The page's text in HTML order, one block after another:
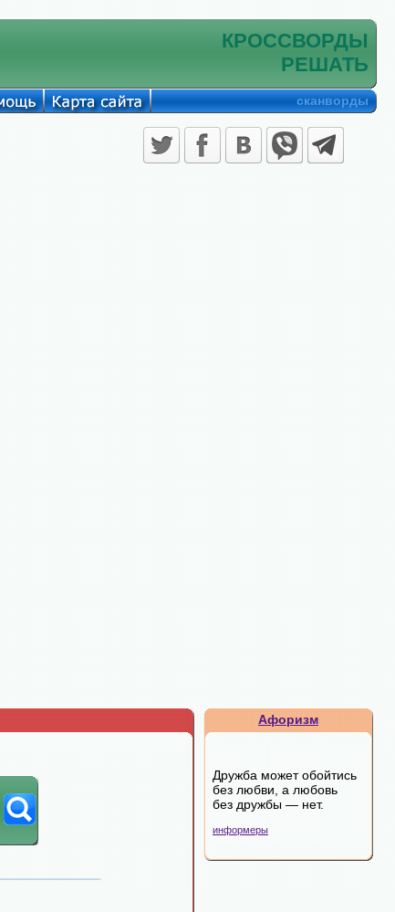
КРОССВОРДЫ
РЕШАТЬ
сканворды
Афоризм
Дружба может обойтись
без любви, а любовь
без дружбы — нет.
информеры